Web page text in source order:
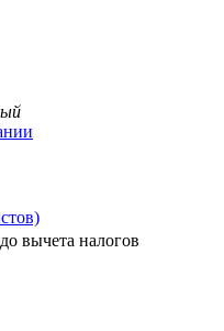
до вычета налогов